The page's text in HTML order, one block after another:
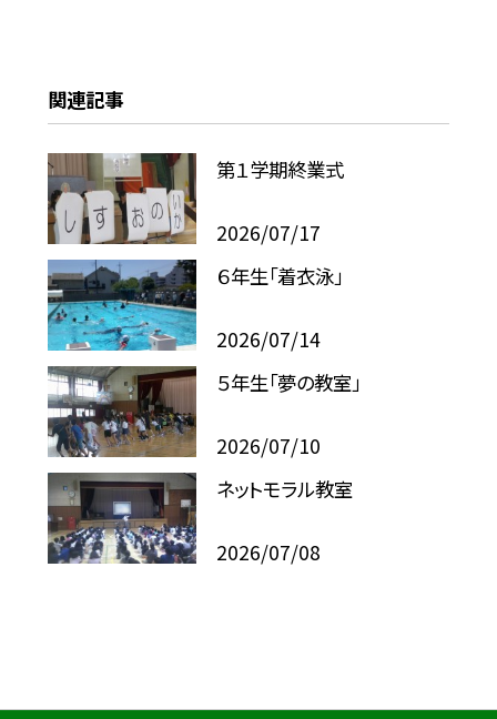
関連記事
第１学期終業式
2026/07/17
６年生「着衣泳」
2026/07/14
５年生「夢の教室」
2026/07/10
ネットモラル教室
2026/07/08